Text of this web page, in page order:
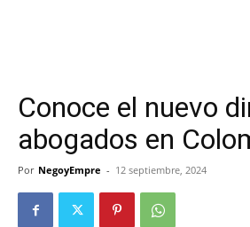
Conoce el nuevo
abogados en
Por NegoyEmpre - 12 septiembre, 2024